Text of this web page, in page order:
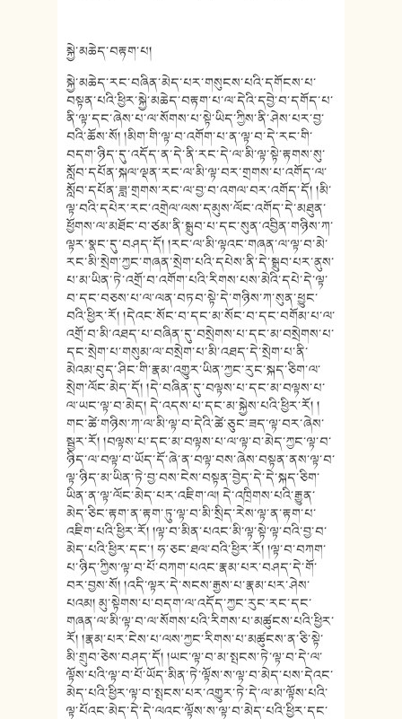
སྐྱེ་མཆེད་བརྟག་པ།
སྐྱེ་མཆེད་རང་བཞིན་མེད་པར་གསུངས་པའི་དགོངས་པ་
བསྟན་པའི་ཕྱིར་སྐྱེ་མཆེད་བརྟག་པ་ལ་དེའི་དབྱེ་བ་དགོད་པ་
ནི་ལྟ་དང་ཞེས་པ་ལ་སོགས་པ་སྟེ་ཡིད་ཀྱིས་ནི་ཤེས་པར་བྱ་
བའི་ཆོས་སོ། །མིག་གི་ལྟ་བ་འགོག་པ་ན་ལྟ་བ་དེ་རང་གི་
བདག་ཉིད་དུ་འདོད་ན་དེ་ནི་རང་དེ་ལ་མི་ལྟ་སྟེ་རྟགས་སུ་
སློབ་དཔོན་སྐལ་ལྡན་རང་ལ་མི་ལྟ་བར་གྲགས་པ་འགོད་ལ་
སློབ་དཔོན་ཟླ་གྲགས་རང་ལ་བྱ་བ་འགལ་བར་འགོད་དོ། །མི་
ལྟ་བའི་དཔེར་རང་འགྲེལ་ལས་དམུས་ལོང་འགོད་དེ་མཐུན་
ཕྱོགས་ལ་མཐོང་བ་ཙམ་ནི་སྒྲུབ་པ་དང་སུན་འབྱིན་གཉིས་ཀ་
ལྟར་སྣང་དུ་བཤད་དོ། །རང་ལ་མི་ལྟའང་གཞན་ལ་ལྟ་བ་མེ་
རང་མི་སྲེག་ཀྱང་གཞན་སྲེག་པའི་དཔེས་ནི་དེ་སྒྲུབ་པར་ནུས་
པ་མ་ཡིན་ཏེ་འགྲོ་བ་འགོག་པའི་རིགས་པས་མེའི་དཔེ་དེ་ལྟ་
བ་དང་བཅས་པ་ལ་ལན་བཏབ་སྟེ་དེ་གཉིས་ཀ་སུན་ཕྱུང་
བའི་ཕྱིར་རོ། །དེའང་སོང་བ་དང་མ་སོང་བ་དང་བགོམ་པ་ལ་
འགྲོ་བ་མི་འཐད་པ་བཞིན་དུ་བསྲེགས་པ་དང་མ་བསྲེགས་པ་
དང་སྲེག་པ་གསུམ་ལ་བསྲེག་པ་མི་འཐད་དེ་སྲེག་པ་ནི་
མེའམ་བུད་ཤིང་གི་རྣམ་འགྱུར་ཡིན་ཀྱང་རུང་སྐད་ཅིག་ལ་
སྲེག་ལོང་མེད་དོ། །དེ་བཞིན་དུ་བལྟས་པ་དང་མ་བལྟས་པ་
ལ་ཡང་ལྟ་བ་མེད། དེ་འདས་པ་དང་མ་སྐྱེས་པའི་ཕྱིར་རོ། །
གང་ཚེ་གཉིས་ཀ་ལ་མི་ལྟ་བ་དེའི་ཚེ་ཅུང་ཟད་ལྟ་བར་ཞེས་
སྦྱར་རོ། །བལྟས་པ་དང་མ་བལྟས་པ་ལ་ལྟ་བ་མེད་ཀྱང་ལྟ་བ་
ཉིད་ལ་བལྟ་བ་ཡོད་དོ་ཞེ་ན་བལྟ་བས་ཞེས་བསྟན་ནས་ལྟ་བ་
ལྟ་ཉིད་མ་ཡིན་ཏེ་བྱ་བས་ངེས་བསྟན་བྱེད་དེ་དེ་སྐད་ཅིག་
ཡིན་ན་ལྟ་ལོང་མེད་པར་འཇིག་ལ། དེ་འཁྲིགས་པའི་རྒྱུན་
མེད་ཅིང་རྟག་ན་རྟག་ཏུ་ལྟ་བ་མི་སྲིད་རེས་ལྟ་ན་རྟག་པ་
འཇིག་པའི་ཕྱིར་རོ། །ལྟ་བ་མིན་པའང་མི་ལྟ་སྟེ་ལྟ་བའི་བྱ་བ་
མེད་པའི་ཕྱིར་དང་། ཧ་ཅང་ཐལ་བའི་ཕྱིར་རོ། །ལྟ་བ་བཀག་
པ་ཉིད་ཀྱིས་ལྟ་བ་པོ་བཀག་པའང་རྣམ་པར་བཤད་དེ་གོ་
བར་བྱས་སོ། །འདི་ལྟར་དེ་སངས་རྒྱས་པ་རྣམ་པར་ཤེས་
པའམ། མུ་སྟེགས་པ་བདག་ལ་འདོད་ཀྱང་རུང་རང་དང་
གཞན་ལ་མི་ལྟ་བ་ལ་སོགས་པའི་རིགས་པ་མཚུངས་པའི་ཕྱིར་
རོ། །རྣམ་པར་ངེས་པ་ལས་ཀྱང་རིགས་པ་མཚུངས་ན་ཅི་སྟེ་
མི་གྲུབ་ཅེས་བཤད་དོ། །ཡང་ལྟ་བ་མ་སྤངས་ཏེ་ལྟ་བ་དེ་ལ་
ལྟོས་པའི་ལྟ་བ་པོ་ཡོད་མིན་ཏེ་ལྟོས་ས་ལྟ་བ་མེད་པས་དེའང་
མེད་པའི་ཕྱིར་ལྟ་བ་སྤངས་པར་འགྱུར་ཏེ་དེ་ལ་མ་ལྟོས་པའི་
ལྟ་པོའང་མེད་དེ་དེ་ལའང་ལྟོས་ས་ལྟ་བ་མེད་པའི་ཕྱིར་དང་